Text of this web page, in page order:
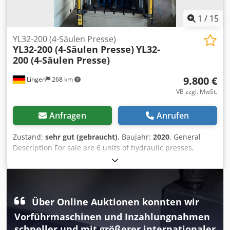
1 / 15
Lingen 268 km
YL32-200 (4-Säulen Presse)
YL32-200 (4-Säulen Presse)YL32-
200 (4-Säulen Presse)
9.800 €
VB zzgl. MwSt.
Anfragen Anrufen
Zustand: sehr gut (gebraucht), Baujahr: 2020, General
Description For sale are 6 units of hydraulic presses,
model YL32-200, robust four-column design, ideal for
metal forming, pressing, stamping, bending and general
industrial applications. The machines were originally
imported from China and are based on the widely used
Y32 series standard, ensuring easy maintenance and
availability of spare parts worldwide. ⸻ ⚙️ Technical
Specifications (typical for YL32-200) * Press force: approx.
Über Online Auktionen konnten wir
Vorführmaschinen und Inzahlungnahmen